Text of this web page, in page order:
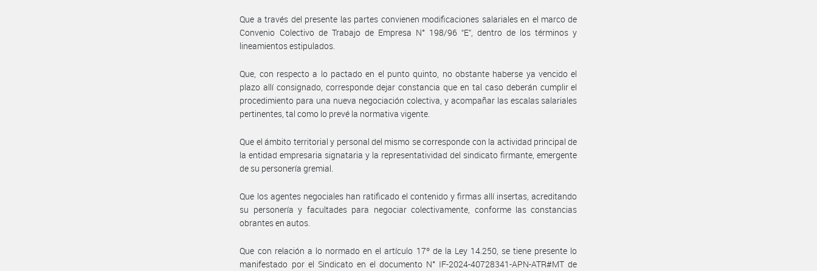
Que a través del presente las partes convienen modificaciones salariales en el marco de
Convenio Colectivo de Trabajo de Empresa N° 198/96 “E”, dentro de los términos y
lineamientos estipulados.
Que, con respecto a lo pactado en el punto quinto, no obstante haberse ya vencido el
plazo allí consignado, corresponde dejar constancia que en tal caso deberán cumplir el
procedimiento para una nueva negociación colectiva, y acompañar las escalas salariales
pertinentes, tal como lo prevé la normativa vigente.
Que el ámbito territorial y personal del mismo se corresponde con la actividad principal de
la entidad empresaria signataria y la representatividad del sindicato firmante, emergente
de su personería gremial.
Que los agentes negociales han ratificado el contenido y firmas allí insertas, acreditando
su personería y facultades para negociar colectivamente, conforme las constancias
obrantes en autos.
Que con relación a lo normado en el artículo 17º de la Ley 14.250, se tiene presente lo
manifestado por el Sindicato en el documento N° IF-2024-40728341-APN-ATR#MT de